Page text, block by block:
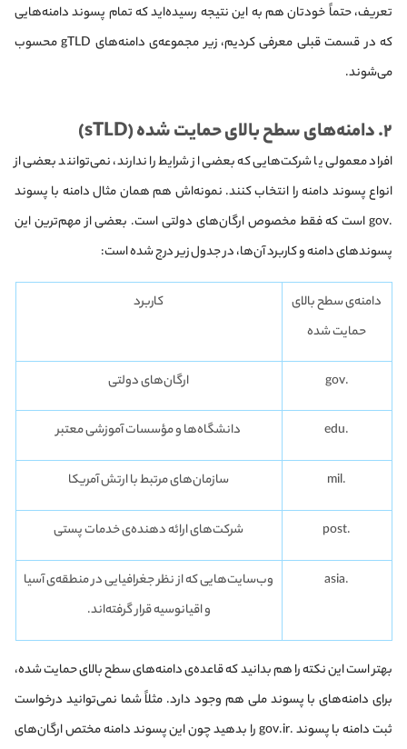
تعریف، حتماً خودتان هم به این نتیجه رسیده‌اید که تمام پسوند دامنه‌هایی
که در قسمت قبلی معرفی کردیم، زیر مجموعه‌ی دامنه‌های gTLD محسوب
می‌شوند.
۲. دامنه‌های سطح بالای حمایت شده (sTLD)
افراد معمولی یا شرکت‌هایی که بعضی از شرایط را ندارند، نمی‌توانند بعضی از
انواع پسوند دامنه را انتخاب کنند. نمونه‌اش هم همان مثال دامنه با پسوند
.gov است که فقط مخصوص ارگان‌های دولتی است. بعضی از مهم‌ترین این
پسوندهای دامنه و کاربرد آن‌ها، در جدول زیر درج شده است:
دامنه‌ی سطح بالای
حمایت شده
کاربرد
.gov ارگان‌های دولتی
.edu دانشگاه‌ها و مؤسسات آموزشی معتبر
.mil سازمان‌های مرتبط با ارتش آمریکا
.post شرکت‌های ارائه دهنده‌ی خدمات پستی
.asia
وب‌سایت‌هایی که از نظر جغرافیایی در منطقه‌ی آسیا
و اقیانوسیه قرار گرفته‌اند.
بهتر است این نکته را هم بدانید که قاعده‌ی دامنه‌های سطح بالای حمایت شده،
برای دامنه‌های با پسوند ملی هم وجود دارد. مثلاً شما نمی‌توانید درخواست
ثبت دامنه با پسوند .gov.ir را بدهید چون این پسوند دامنه مختص ارگان‌های